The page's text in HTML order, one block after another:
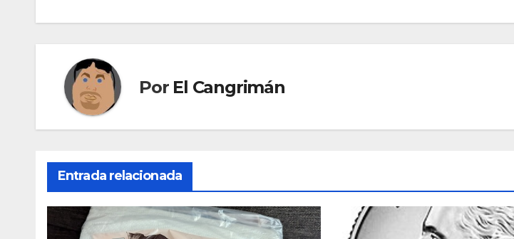
entradas
Por El Cangrimán
Entrada relacionada